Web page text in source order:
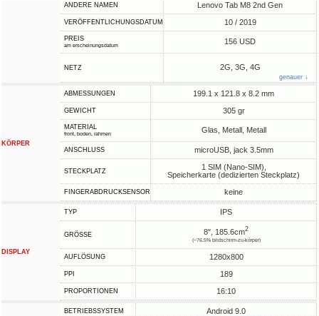
ANDERE NAMEN Lenovo Tab M8 2nd Gen
VERÖFFENTLICHUNGSDATUM 10 / 2019
PREIS
am erscheinungsdatum 156 USD
NETZ 2G, 3G, 4G
genauer ↓
KÖRPER
ABMESSUNGEN 199.1 x 121.8 x 8.2 mm
GEWICHT 305 gr
MATERIAL
front, boden, rahmen Glas, Metall, Metall
ANSCHLUSS microUSB, jack 3.5mm
STECKPLATZ
1 SIM (Nano-SIM),
Speicherkarte (dedizierten Steckplatz)
FINGERABDRUCKSENSOR keine
DISPLAY
TYP IPS
GRÖSSE 8", 185.6cm2
(~76.5% bildschirm-zu-körper)
AUFLÖSUNG 1280x800
PPI 189
PROPORTIONEN 16:10
BETRIEBSSYSTEM Android 9.0